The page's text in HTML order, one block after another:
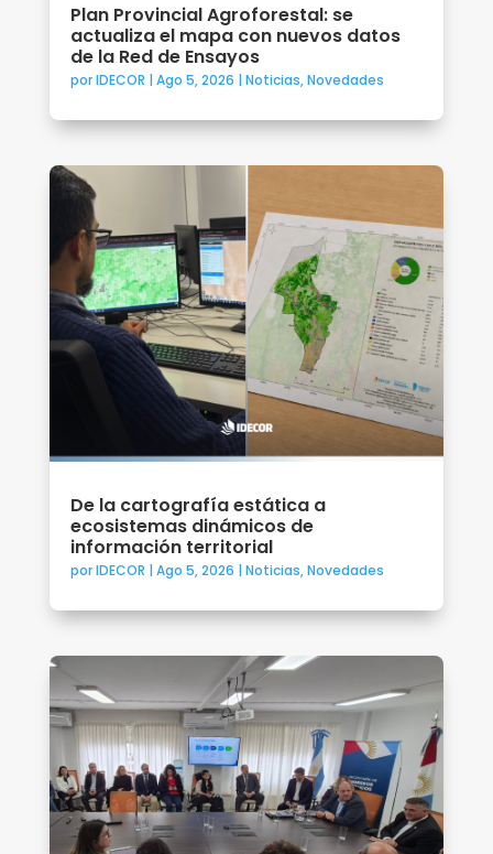
Plan Provincial Agroforestal: se
actualiza el mapa con nuevos datos
de la Red de Ensayos
porIDECOR | Ago 5, 2026 | Noticias,Novedades
De la cartografía estática a
ecosistemas dinámicos de
información territorial
porIDECOR | Ago 5, 2026 | Noticias,Novedades